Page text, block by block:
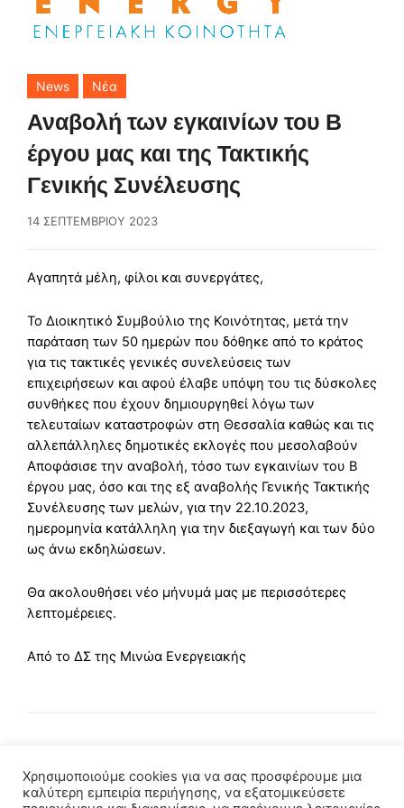
News Νέα
Αναβολή των εγκαινίων του Β
έργου μας και της Τακτικής
Γενικής Συνέλευσης
14 ΣΕΠΤΕΜΒΡΊΟΥ 2023
Αγαπητά μέλη, φίλοι και συνεργάτες,
Το Διοικητικό Συμβούλιο της Κοινότητας, μετά την
παράταση των 50 ημερών που δόθηκε από το κράτος
για τις τακτικές γενικές συνελεύσεις των
επιχειρήσεων και αφού έλαβε υπόψη του τις δύσκολες
συνθήκες που έχουν δημιουργηθεί λόγω των
τελευταίων καταστροφών στη Θεσσαλία καθώς και τις
αλλεπάλληλες δημοτικές εκλογές που μεσολαβούν
Αποφάσισε την αναβολή, τόσο των εγκαινίων του Β
έργου μας, όσο και της εξ αναβολής Γενικής Τακτικής
Συνέλευσης των μελών, για την 22.10.2023,
ημερομηνία κατάλληλη για την διεξαγωγή και των δύο
ως άνω εκδηλώσεων.
Θα ακολουθήσει νέο μήνυμά μας με περισσότερες
λεπτομέρειες.
Από το ΔΣ της Μινώα Ενεργειακής
Χρησιμοποιούμε cookies για να σας προσφέρουμε μια
καλύτερη εμπειρία περιήγησης, να εξατομικεύσετε